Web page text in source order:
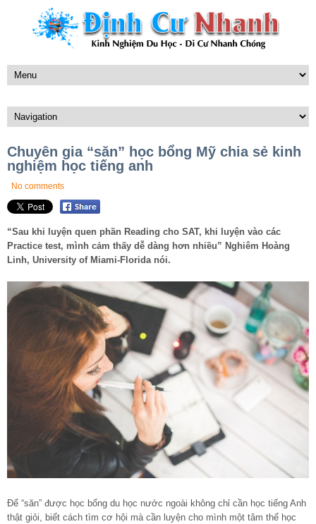
Chuyên gia “săn” học bổng Mỹ chia sẻ kinh
nghiệm học tiếng anh
No comments
“Sau khi luyện quen phần Reading cho SAT, khi luyện vào các
Practice test, mình cảm thấy dễ dàng hơn nhiều” Nghiêm Hoàng
Linh, University of Miami-Florida nói.
Để “săn” được học bổng du học nước ngoài không chỉ cần học tiếng Anh
thật giỏi, biết cách tìm cơ hội mà cần luyện cho mình một tâm thế học